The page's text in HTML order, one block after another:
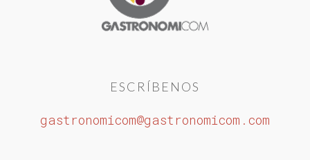
ESCRÍBENOS
gastronomicom@gastronomicom.com